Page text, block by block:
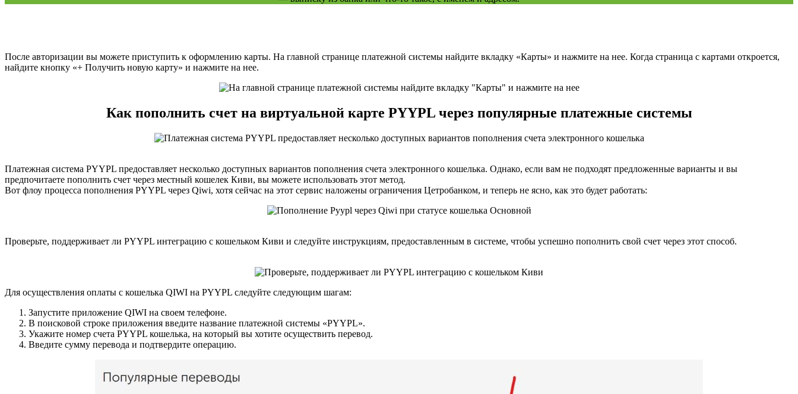
После авторизации вы можете приступить к оформлению карты. На главной странице платежной системы найдите вкладку «Карты» и нажмите на нее. Когда страница с картами откроется,
найдите кнопку «+ Получить новую карту» и нажмите на нее.
Как пополнить счет на виртуальной карте PYYPL через популярные платежные системы
Платежная система PYYPL предоставляет несколько доступных вариантов пополнения счета электронного кошелька. Однако, если вам не подходят предложенные варианты и вы
предпочитаете пополнить счет через местный кошелек Киви, вы можете использовать этот метод.
Вот флоу процесса пополнения PYYPL через Qiwi, хотя сейчас на этот сервис наложены ограничения Цетробанком, и теперь не ясно, как это будет работать:
Проверьте, поддерживает ли PYYPL интеграцию с кошельком Киви и следуйте инструкциям, предоставленным в системе, чтобы успешно пополнить свой счет через этот способ.
Для осуществления оплаты с кошелька QIWI на PYYPL следуйте следующим шагам:
Запустите приложение QIWI на своем телефоне.
В поисковой строке приложения введите название платежной системы «PYYPL».
Укажите номер счета PYYPL кошелька, на который вы хотите осуществить перевод.
Введите сумму перевода и подтвердите операцию.